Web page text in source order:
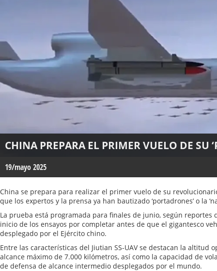
CHINA PREPARA EL PRIMER VUELO DE SU
19/mayo 2025
China se prepara para realizar el primer vuelo de su
que los expertos y la prensa ya han bautizado ‘portadrones’ o la
La prueba está programada para finales de junio, según reportes
inicio de los ensayos por completar antes de que el gigantesco
desplegado por el Ejército chino.
Entre las características del Jiutian SS-UAV se destacan la altitud
alcance máximo de 7.000 kilómetros, así como la capacidad de
de defensa de alcance intermedio desplegados por el mundo.